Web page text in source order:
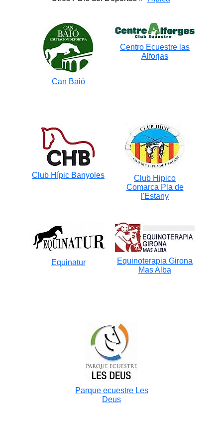
Can Baió
Centro Ecuestre las
Alforjas
Club Hípic Banyoles
Club Hipico
Comarca Pla de
l'Estany
Equinatur
Equinoterapia Girona
Mas Alba
Parque ecuestre Les
Deus